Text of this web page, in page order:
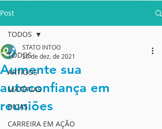
Post
TODOS
ARTIGOS
MATÉRIAS
DICAS
CARREIRA EM AÇÃO
TODOS
Aumente sua
autoconfiança em
reuniões
STATO INTOO
20 de dez. de 2021